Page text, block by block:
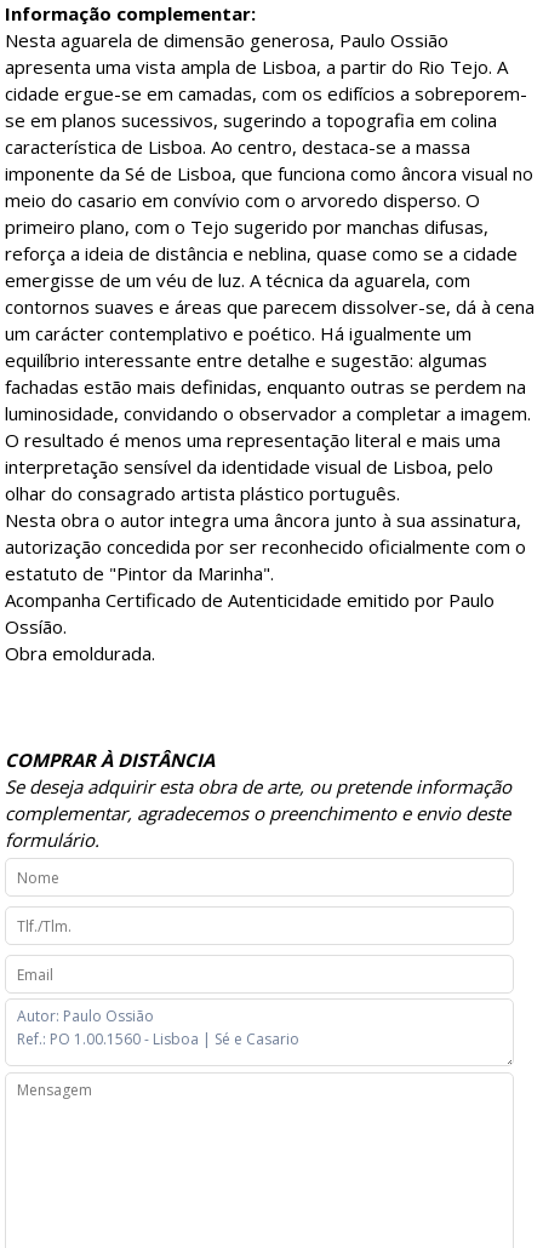
Informação complementar:
Nesta aguarela de dimensão generosa, Paulo Ossião
apresenta uma vista ampla de Lisboa, a partir do Rio Tejo. A
cidade ergue-se em camadas, com os edifícios a sobreporem-
se em planos sucessivos, sugerindo a topografia em colina
característica de Lisboa. Ao centro, destaca-se a massa
imponente da Sé de Lisboa, que funciona como âncora visual no
meio do casario em convívio com o arvoredo disperso. O
primeiro plano, com o Tejo sugerido por manchas difusas,
reforça a ideia de distância e neblina, quase como se a cidade
emergisse de um véu de luz. A técnica da aguarela, com
contornos suaves e áreas que parecem dissolver-se, dá à cena
um carácter contemplativo e poético. Há igualmente um
equilíbrio interessante entre detalhe e sugestão: algumas
fachadas estão mais definidas, enquanto outras se perdem na
luminosidade, convidando o observador a completar a imagem.
O resultado é menos uma representação literal e mais uma
interpretação sensível da identidade visual de Lisboa, pelo
olhar do consagrado artista plástico português.
Nesta obra o autor integra uma âncora junto à sua assinatura,
autorização concedida por ser reconhecido oficialmente com o
estatuto de "Pintor da Marinha".
Acompanha Certificado de Autenticidade emitido por Paulo
Ossíão.
Obra emoldurada.
COMPRAR À DISTÂNCIA
Se deseja adquirir esta obra de arte, ou pretende informação
complementar, agradecemos o preenchimento e envio deste
formulário.